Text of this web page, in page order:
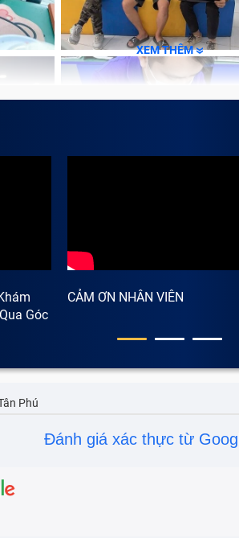
XEM THÊM
Góc
CẢM ƠN NHÂN VIÊN
Phú
Đánh giá xác thực từ